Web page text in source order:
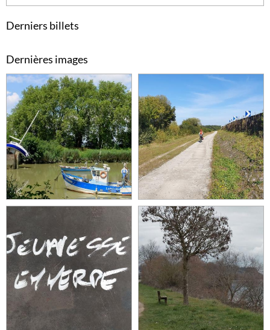
Derniers billets
Dernières images